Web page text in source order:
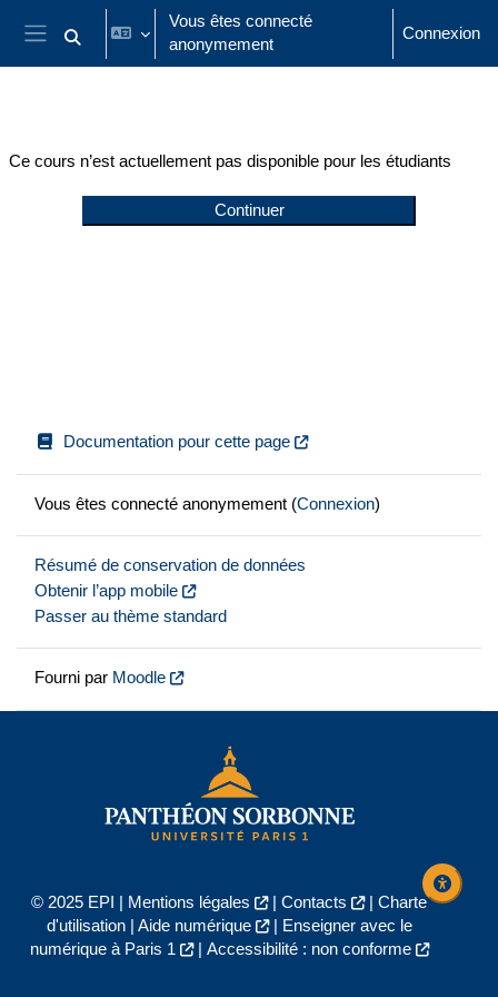
Passer au contenu principal
Panneau latéral
Activer/désactiver la saisie de recherche
Vous êtes connecté
anonymement
Connexion
Ce cours n’est actuellement pas disponible pour les étudiants
Continuer
Documentation pour cette page
Vous êtes connecté anonymement (Connexion)
Résumé de conservation de données
Obtenir l’app mobile
Passer au thème standard
Fourni par Moodle
© 2025 EPI | Mentions légales | Contacts | Charte
d'utilisation| Aide numérique |
Enseigner avec le
numérique à Paris 1
| Accessibilité : non conforme